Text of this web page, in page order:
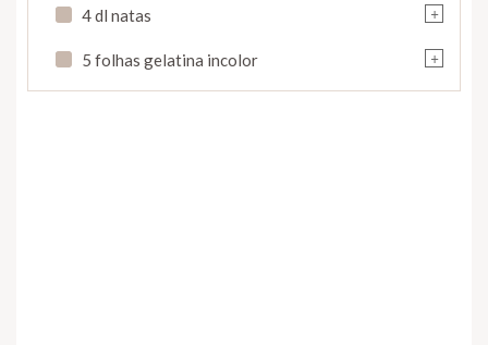
+
4 dl natas
+
5 folhas gelatina incolor